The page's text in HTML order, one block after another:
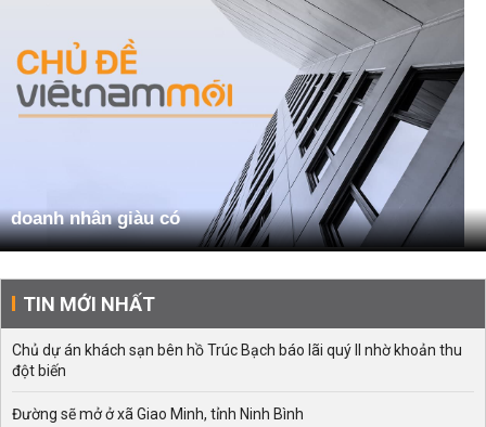
doanh nhân giàu có
TIN MỚI NHẤT
Chủ dự án khách sạn bên hồ Trúc Bạch báo lãi quý II nhờ khoản thu
đột biến
Đường sẽ mở ở xã Giao Minh, tỉnh Ninh Bình